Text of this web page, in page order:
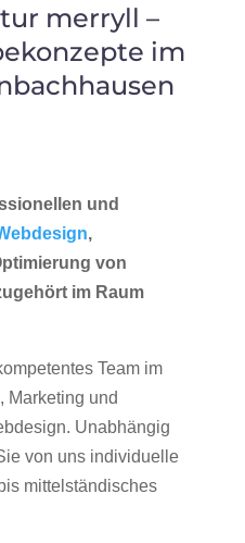
merryll –
im
und
,
von
im Raum
Team im
Marketing und
Unabhängig
von uns individuelle
mittelständisches